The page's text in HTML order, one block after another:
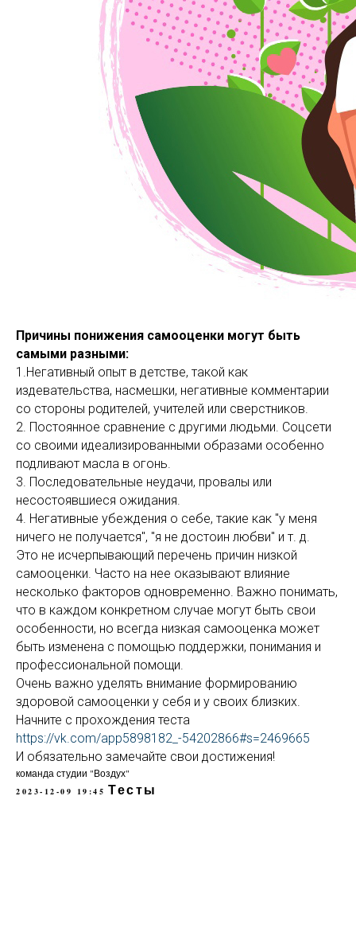
Причины понижения самооценки могут быть
самыми разными:
1.Негативный опыт в детстве, такой как
издевательства, насмешки, негативные комментарии
со стороны родителей, учителей или сверстников.
2. Постоянное сравнение с другими людьми. Соцсети
со своими идеализированными образами особенно
подливают масла в огонь.
3. Последовательные неудачи, провалы или
несостоявшиеся ожидания.
4. Негативные убеждения о себе, такие как "у меня
ничего не получается", "я не достоин любви" и т. д.
Это не исчерпывающий перечень причин низкой
самооценки. Часто на нее оказывают влияние
несколько факторов одновременно. Важно понимать,
что в каждом конкретном случае могут быть свои
особенности, но всегда низкая самооценка может
быть изменена с помощью поддержки, понимания и
профессиональной помощи.
Очень важно уделять внимание формированию
здоровой самооценки у себя и у своих близких.
Начните с прохождения теста
https://vk.com/app5898182_-54202866#s=2469665
И обязательно замечайте свои достижения!
команда студии "Воздух"
2023-12-09 19:45 Тесты